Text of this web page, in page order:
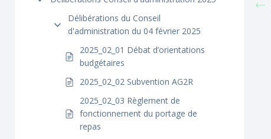
Délibérations du Conseil
d'administration du 04 février 2025
2025_02_01 Débat d’orientations
budgétaires
2025_02_02 Subvention AG2R
2025_02_03 Règlement de
fonctionnement du portage de
repas